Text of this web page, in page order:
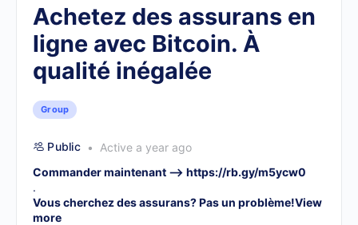
Achetez des assurans en
ligne avec Bitcoin. À
qualité inégalée
Group
Public
Active a year ago
Commander maintenant –> https://rb.gy/m5ycw0
.
Vous cherchez des assurans? Pas un problème!View
more